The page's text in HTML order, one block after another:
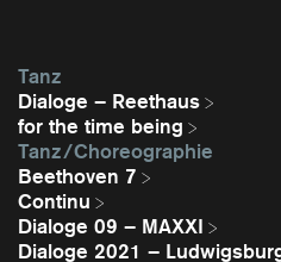
Tanz
Dialoge – Reethaus
for the time being
Tanz / Choreographie
Beethoven 7
Continu
Dialoge 09 – MAXXI
Dialoge 2021 –